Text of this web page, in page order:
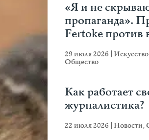
«Я и не
пропаганда».
Fertoke против
29 июля 2026 Искусство
Общество
Как работает
журналистика?
22 июля 2026 Новости,